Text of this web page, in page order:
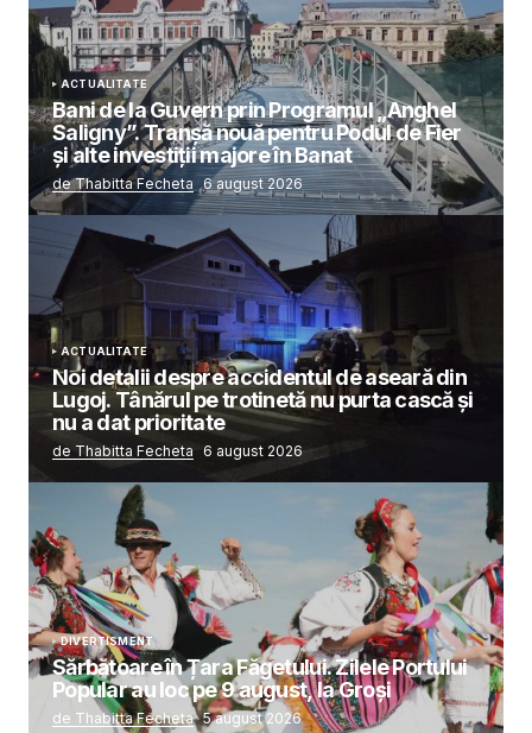
ACTUALITATE
Bani de la Guvern prin Programul „Anghel
Saligny”. Tranșă nouă pentru Podul de Fier
și alte investiții majore în Banat
de Thabitta Fecheta 6 august 2026
ACTUALITATE
Noi detalii despre accidentul de aseară din
Lugoj. Tânărul pe trotinetă nu purta cască și
nu a dat prioritate
de Thabitta Fecheta 6 august 2026
DIVERTISMENT
Sărbătoare în Țara Făgetului. Zilele Portului
Popular au loc pe 9 august, la Groși
de Thabitta Fecheta 5 august 2026